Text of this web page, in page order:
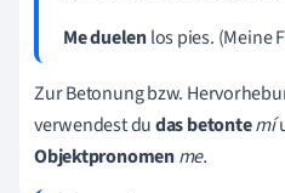
Me duelenlos pies. (Meine
Zur Betonung bzw.
verwendest dudas betontemí
Objektpronomenme.